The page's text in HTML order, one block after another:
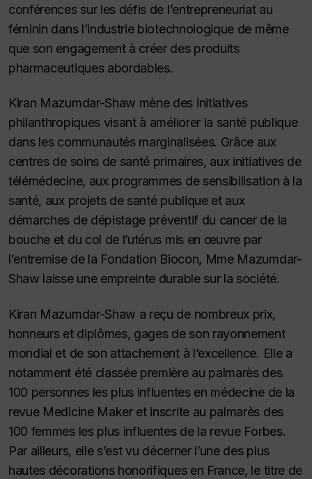
conférences sur les défis de l’entrepreneuriat au
féminin dans l’industrie biotechnologique de même
que son engagement à créer des produits
pharmaceutiques abordables.
Kiran Mazumdar-Shaw mène des initiatives
philanthropiques visant à améliorer la santé publique
dans les communautés marginalisées. Grâce aux
centres de soins de santé primaires, aux initiatives de
télémédecine, aux programmes de sensibilisation à la
santé, aux projets de santé publique et aux
démarches de dépistage préventif du cancer de la
bouche et du col de l’utérus mis en œuvre par
l’entremise de la Fondation Biocon, Mme Mazumdar-
Shaw laisse une empreinte durable sur la société.
Kiran Mazumdar-Shaw a reçu de nombreux prix,
honneurs et diplômes, gages de son rayonnement
mondial et de son attachement à l’excellence. Elle a
notamment été classée première au palmarès des
100 personnes les plus influentes en médecine de la
revue Medicine Maker et inscrite au palmarès des
100 femmes les plus influentes de la revue Forbes.
Par ailleurs, elle s’est vu décerner l’une des plus
hautes décorations honorifiques en France, le titre de